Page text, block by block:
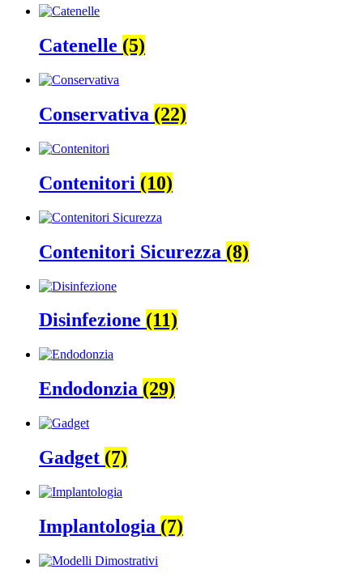
Catenelle (5)
Conservativa (22)
Contenitori (10)
Contenitori Sicurezza (8)
Disinfezione (11)
Endodonzia (29)
Gadget (7)
Implantologia (7)